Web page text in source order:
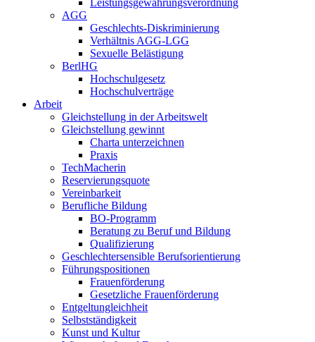
Leistungs­gewährungs­verordnung
AGG
Geschlechts-Diskriminierung
Verhältnis AGG-LGG
Sexuelle Belästigung
BerlHG
Hochschulgesetz
Hochschul­verträge
Arbeit
Gleichstellung in der Arbeitswelt
Gleichstellung gewinnt
Charta unterzeichnen
Praxis
TechMacherin
Reservierungsquote
Vereinbarkeit
Berufliche Bildung
BO-Programm
Beratung zu Beruf und Bildung
Qualifizierung
Geschlechtersensible Berufsorientierung
Führungs­positionen
Frauen­förderung
Gesetzliche Frauen­förderung
Entgelt­ungleichheit
Selbst­ständigkeit
Kunst und Kultur